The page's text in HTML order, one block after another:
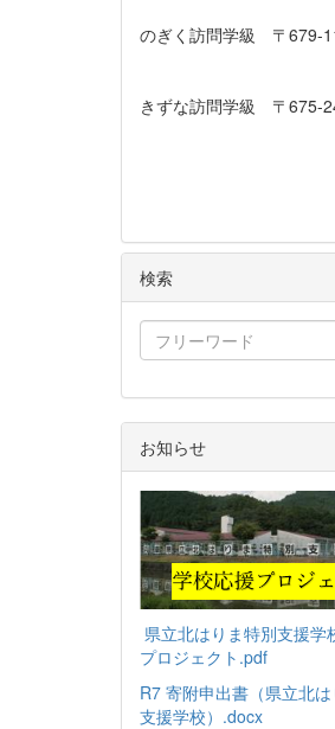
のぎく訪問学級 〒679-
（TEL・FAX
きずな訪問学級 〒675-
社会福祉法人
医療福祉セ
TEL：0790-
検索
お知らせ
県立北はりま特別支援学
プロジェクト.pdf
R7 寄附申出書（県立北
支援学校）.docx